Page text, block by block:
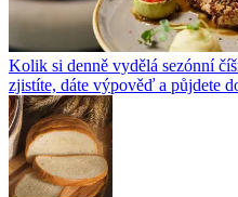
Kolik si denně vydělá sezónní
zjistíte, dáte výpověď a půjdete